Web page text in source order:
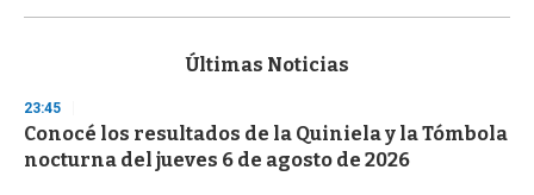
s
d
s
o
f
Últimas Noticias
23:45
Conocé los resultados de la Quiniela y la Tómbola
nocturna del jueves 6 de agosto de 2026